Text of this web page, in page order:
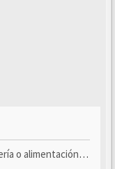
alimentación eléctri...